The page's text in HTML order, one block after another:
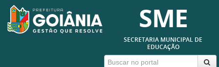
SME
SECRETARIA MUNICIPAL DE
EDUCAÇÃO